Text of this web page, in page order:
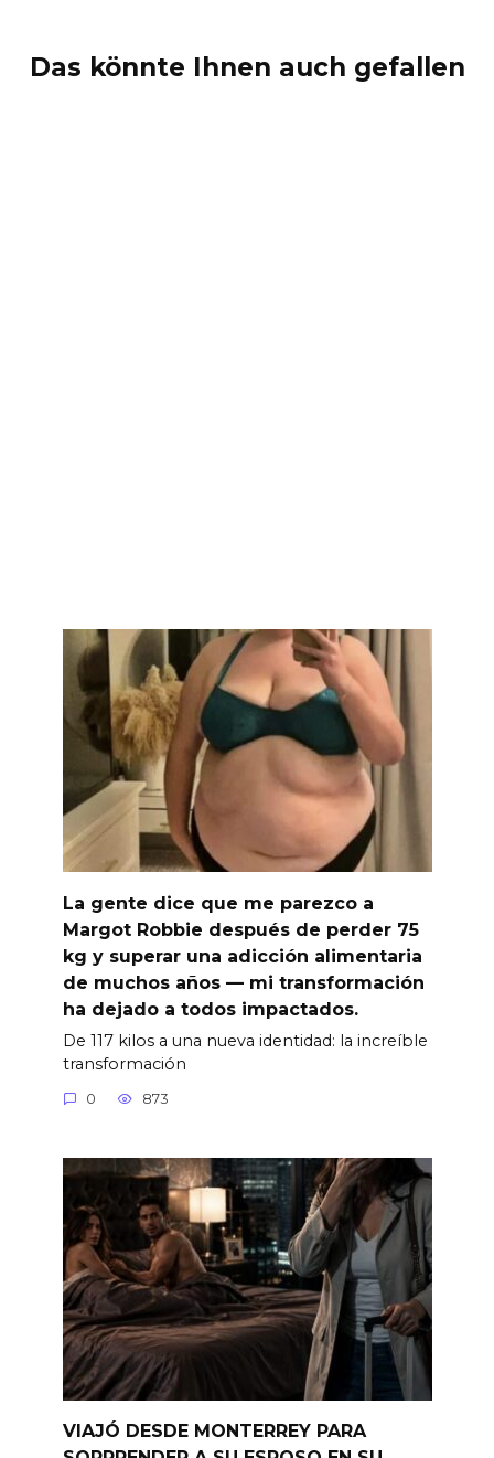
Das könnte Ihnen auch gefallen
La gente dice que me parezco a
Margot Robbie después de perder 75
kg y superar una adicción alimentaria
de muchos años — mi transformación
ha dejado a todos impactados.
De 117 kilos a una nueva identidad: la increíble
transformación
0 873
VIAJÓ DESDE MONTERREY PARA